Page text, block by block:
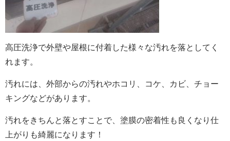
高圧洗浄で外壁や屋根に付着した様々な汚れを落としてく
れます。
汚れには、外部からの汚れやホコリ、コケ、カビ、チョー
キングなどがあります。
汚れをきちんと落とすことで、塗膜の密着性も良くなり仕
上がりも綺麗になります！